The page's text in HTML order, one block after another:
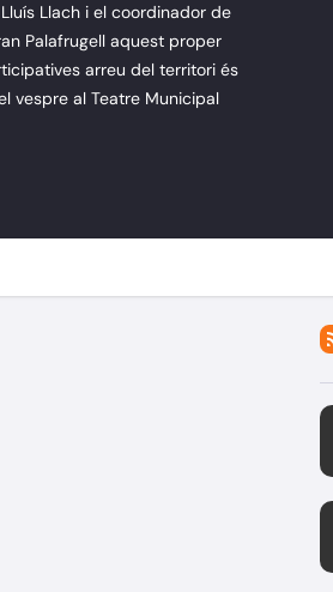
Llach i el coordinador de
Palafrugell aquest proper
arreu del territori és
vespre al Teatre Municipal